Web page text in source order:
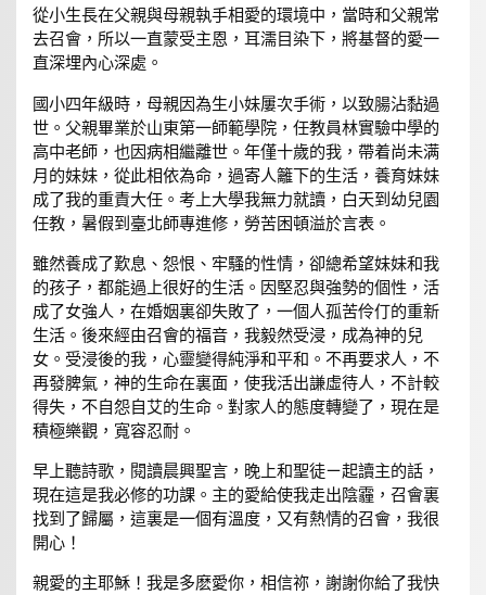
從小生長在父親與母親執手相愛的環境中，當時和父親常
去召會，所以一直蒙受主恩，耳濡目染下，將基督的愛一
直深埋內心深處。
國小四年級時，母親因為生小妹屢次手術，以致腸沾黏過
世。父親畢業於山東第一師範學院，任教員林實驗中學的
高中老師，也因病相繼離世。年僅十歲的我，帶着尚未满
月的妹妹，從此相依為命，過寄人籬下的生活，養育妹妹
成了我的重責大任。考上大學我無力就讀，白天到幼兒園
任教，暑假到臺北師專進修，勞苦困頓溢於言表。
雖然養成了歎息、怨恨、牢騷的性情，卻總希望妹妹和我
的孩子，都能過上很好的生活。因堅忍與強勢的個性，活
成了女強人，在婚姻裏卻失敗了，一個人孤苦伶仃的重新
生活。後來經由召會的福音，我毅然受浸，成為神的兒
女。受浸後的我，心靈變得純淨和平和。不再要求人，不
再發脾氣，神的生命在裏面，使我活出謙虛待人，不計較
得失，不自怨自艾的生命。對家人的態度轉變了，現在是
積極樂觀，寬容忍耐。
早上聽詩歌，閱讀晨興聖言，晚上和聖徒ㄧ起讀主的話，
現在這是我必修的功課。主的愛給使我走出陰霾，召會裏
找到了歸屬，這裏是一個有溫度，又有熱情的召會，我很
開心！
親愛的主耶穌！我是多麽愛你，相信祢，謝謝你給了我快